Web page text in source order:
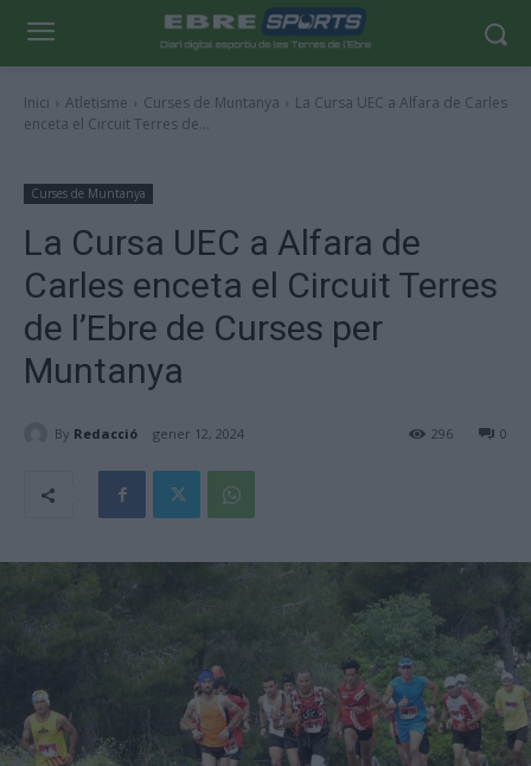
Inici Atletisme Curses de Muntanya
La Cursa UEC a Alfara de Carles
enceta el Circuit Terres de...
Curses de Muntanya
La Cursa UEC a Alfara de
Carles enceta el Circuit Terres
de l’Ebre de Curses per
Muntanya
By Redacció gener 12, 2024 0
296